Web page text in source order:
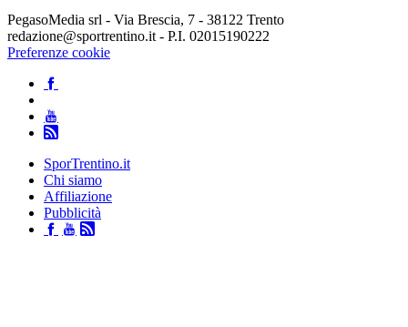
PegasoMedia srl - Via Brescia, 7 - 38122 Trento
redazione@sportrentino.it - P.I. 02015190222
Preferenze cookie
SporTrentino.it
Chi siamo
Affiliazione
Pubblicità